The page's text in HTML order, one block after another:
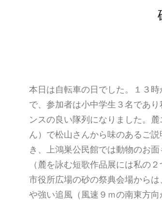
本日は自転車の日でした。１３
で、参加者は小中学生３名であ
ンスの良い隊列になりました。
ん）で松山さんから味のあるご
き、上鴻巣公民館では動物のお
（麓を詠む短歌作品展には私の
市役所広場の砂の祭典会場から
や強い追風（風速９ｍの南東方